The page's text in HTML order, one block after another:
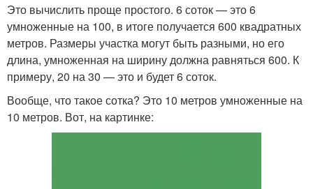
Это вычислить проще простого. 6 соток — это 6
умноженные на 100, в итоге получается 600 квадратных
метров. Размеры участка могут быть разными, но его
длина, умноженная на ширину должна равняться 600. К
примеру, 20 на 30 — это и будет 6 соток.
Вообще, что такое сотка? Это 10 метров умноженные на
10 метров. Вот, на картинке: